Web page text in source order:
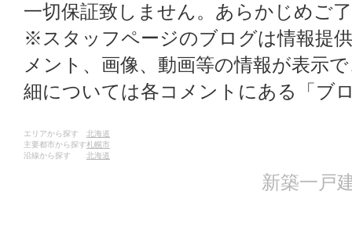
一切保証致しません。あらかじめご
※スタッフページのブログは情報提
メント、画像、動画等の情報が表示
細については各コメントにある「ブ
エリアから探す
北海道
主要都市から探す札幌市
沿線から探す
北海道
新築一戸